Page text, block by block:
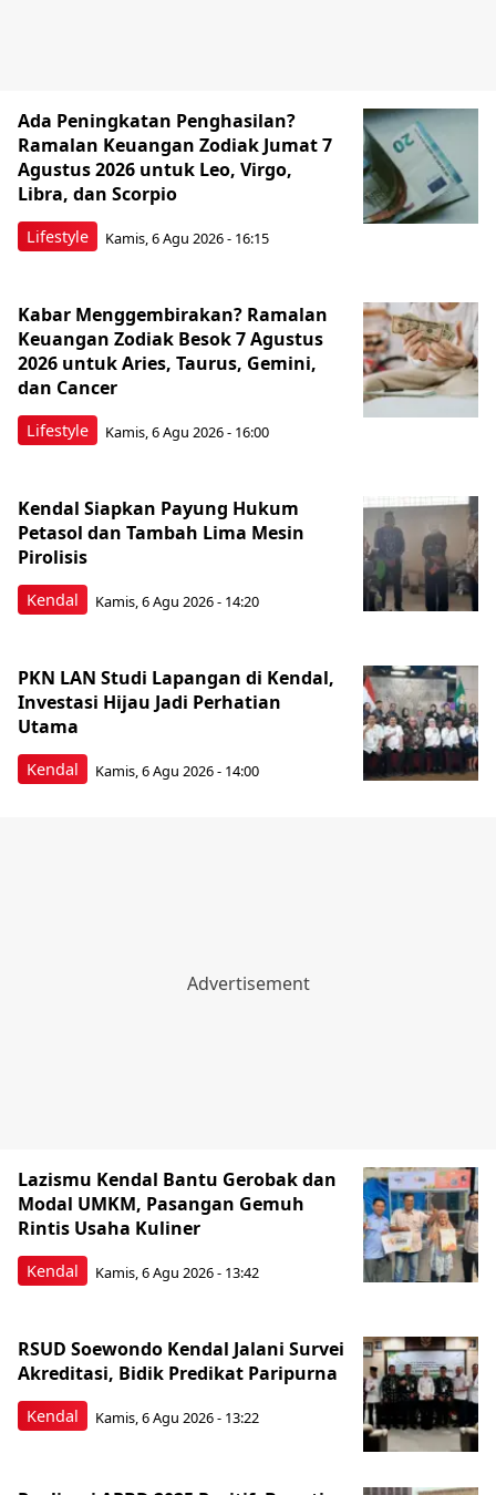
Lifestyle
Ada Peningkatan Penghasilan?
Ramalan Keuangan Zodiak Jumat 7
Agustus 2026 untuk Leo, Virgo,
Libra, dan Scorpio
Kamis, 6 Agu 2026 - 16:15
Lifestyle
Kabar Menggembirakan? Ramalan
Keuangan Zodiak Besok 7 Agustus
2026 untuk Aries, Taurus, Gemini,
dan Cancer
Kamis, 6 Agu 2026 - 16:00
Kendal
Kendal Siapkan Payung Hukum
Petasol dan Tambah Lima Mesin
Pirolisis
Kamis, 6 Agu 2026 - 14:20
Kendal
PKN LAN Studi Lapangan di Kendal,
Investasi Hijau Jadi Perhatian
Utama
Kamis, 6 Agu 2026 - 14:00
Kendal
Lazismu Kendal Bantu Gerobak dan
Modal UMKM, Pasangan Gemuh
Rintis Usaha Kuliner
Kamis, 6 Agu 2026 - 13:42
Kendal
RSUD Soewondo Kendal Jalani Survei
Akreditasi, Bidik Predikat Paripurna
Kamis, 6 Agu 2026 - 13:22